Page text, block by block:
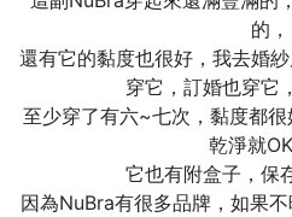
的，
還有它的黏度也很好，我去婚
穿它，訂婚也穿它
至少穿了有六~七次，黏度都
乾淨就
它也有附盒子，保
因為NuBra有很多品牌，如果